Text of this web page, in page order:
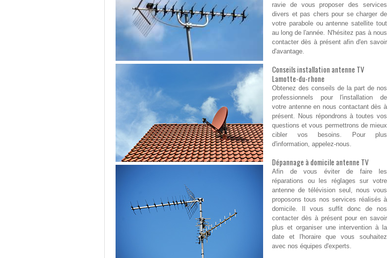
ravie de vous proposer des services
divers et pas chers pour se charger de
votre parabole ou antenne satellite tout
au long de l'année. N'hésitez pas à nous
contacter dès à présent afin d'en savoir
d'avantage.
Conseils installation antenne TV
Lamotte-du-rhone
Obtenez des conseils de la part de nos
professionnels pour l'installation de
votre antenne en nous contactant dès à
présent. Nous répondrons à toutes vos
questions et vous permettrons de mieux
cibler vos besoins. Pour plus
d'information, appelez-nous.
Dépannage à domicile antenne TV
Afin de vous éviter de faire les
réparations ou les réglages sur votre
antenne de télévision seul, nous vous
proposons tous nos services réalisés à
domicile. Il vous suffit donc de nos
contacter dès à présent pour en savoir
plus et organiser une intervention à la
date et l'horaire que vous souhaitez
avec nos équipes d'experts.